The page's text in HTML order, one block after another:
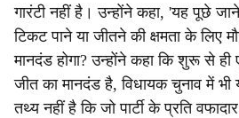
गारंटी नहीं है। उन्होंने कहा, 'यह पूछे जाने
टिकट पाने या जीतने की क्षमता के लिए
मानदंड होगा? उन्होंने कहा कि शुरू से ही
जीत का मानदंड है, विधायक चुनाव में भी
तथ्य नहीं है कि जो पार्टी के प्रति